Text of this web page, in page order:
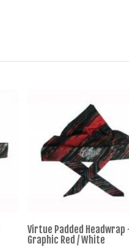
Virtue Padded Headwrap -
Graphic Red / White